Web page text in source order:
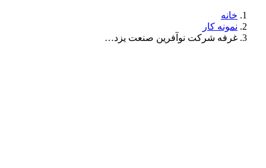
خانه
نمونه کار
غرفه شرکت نوآفرین صنعت یزد…